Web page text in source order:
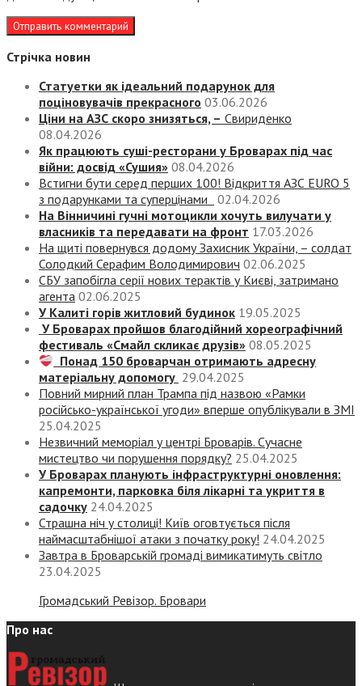
Стрічка новин
Статуетки як ідеальний подарунок для
поціновувачів прекрасного 03.06.2026
Ціни на АЗС скоро знизяться, – Свириденко
08.04.2026
Як працюють суші-ресторани у Броварах під час
війни: досвід «Сушия» 08.04.2026
Встигни бути серед перших 100! Відкриття АЗС EURO 5
з подарунками та суперцінами
02.04.2026
На Вінничині гучні мотоцикли хочуть вилучати у
власників та передавати на фронт 17.03.2026
На щиті повернувся додому Захисник України, – солдат
Солодкий Серафим Володимирович 02.06.2025
СБУ запобігла серії нових терактів у Києві, затримано
агента 02.06.2025
У Калиті горів житловий будинок 19.05.2025
У Броварах пройшов благодійний хореографічний
фестиваль «Смайл скликає друзів» 08.05.2025
Понад 150 броварчан отримають адресну
матеріальну допомогу 29.04.2025
Повний мирний план Трампа під назвою «‎Рамки
російсько-української угоди» вперше опублікували в ЗМІ
25.04.2025
Незвичний меморіал у центрі Броварів. Сучасне
мистецтво чи порушення порядку? 25.04.2025
У Броварах планують інфраструктурні оновлення:
капремонти, парковка біля лікарні та укриття в
садочку 24.04.2025
Страшна ніч у столиці! Київ оговтується після
наймасштабнішої атаки з початку року! 24.04.2025
Завтра в Броварській громаді вимикатимуть світло
23.04.2025
Громадський Ревізор. Бровари
Про нас